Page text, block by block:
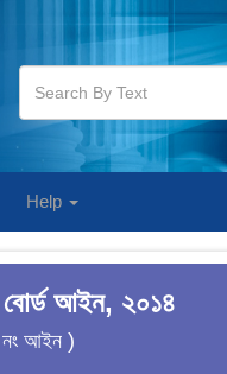
Help
বোর্ড আইন, ২০১৪
নং আইন )